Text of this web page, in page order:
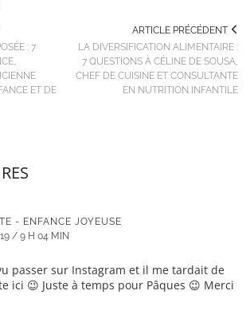
ARTICLE PRÉCÉDENT
LA DIVERSIFICATION ALIMENTAIRE :
7 QUESTIONS À CÉLINE DE SOUSA,
CHEF DE CUISINE ET CONSULTANTE
EN NUTRITION INFANTILE
: 7
ET DE
- ENFANCE JOYEUSE
/ 9 H 04 MIN
passer sur Instagram et il me tardait de
ici 😉 Juste à temps pour Pâques 😉 Merci